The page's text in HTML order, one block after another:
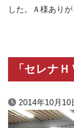
した。Ａ様あり
「セレナＨ
2014年10月10